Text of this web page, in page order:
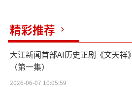
精彩推荐
大江新闻首部AI历史正剧《文天祥》
（第一集）
2026-06-07 10:05:59